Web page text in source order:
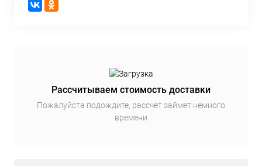
Рассчитываем стоимость доставки
Пожалуйста подождите, рассчет займет немного
времени